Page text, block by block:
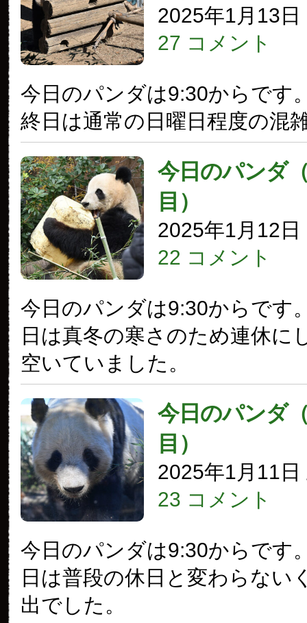
2025年1月13日
27 コメント
今日のパンダは9:30からです
終日は通常の日曜日程度の混
今日のパンダ
目）
2025年1月12日
22 コメント
今日のパンダは9:30からです
日は真冬の寒さのため連休に
空いていました。
今日のパンダ
目）
2025年1月11日
23 コメント
今日のパンダは9:30からです
日は普段の休日と変わらない
出でした。